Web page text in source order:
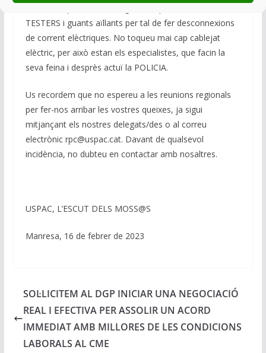
TESTERS i guants aïllants per tal de fer desconnexions
de corrent elèctriques. No toqueu mai cap cablejat
elèctric, per això estan els especialistes, que facin la
seva feina i desprès actuï la POLICIA.
Us recordem que no espereu a les reunions regionals
per fer-nos arribar les vostres queixes, ja sigui
mitjançant els nostres delegats/des o al correu
electrònic rpc@uspac.cat. Davant de qualsevol
incidència, no dubteu en contactar amb nosaltres.
USPAC, L’ESCUT DELS MOSS@S
Manresa, 16 de febrer de 2023
SOL·LICITEM AL DGP INICIAR UNA NEGOCIACIÓ
REAL I EFECTIVA PER ASSOLIR UN ACORD
IMMEDIAT AMB MILLORES DE LES CONDICIONS
LABORALS AL CME